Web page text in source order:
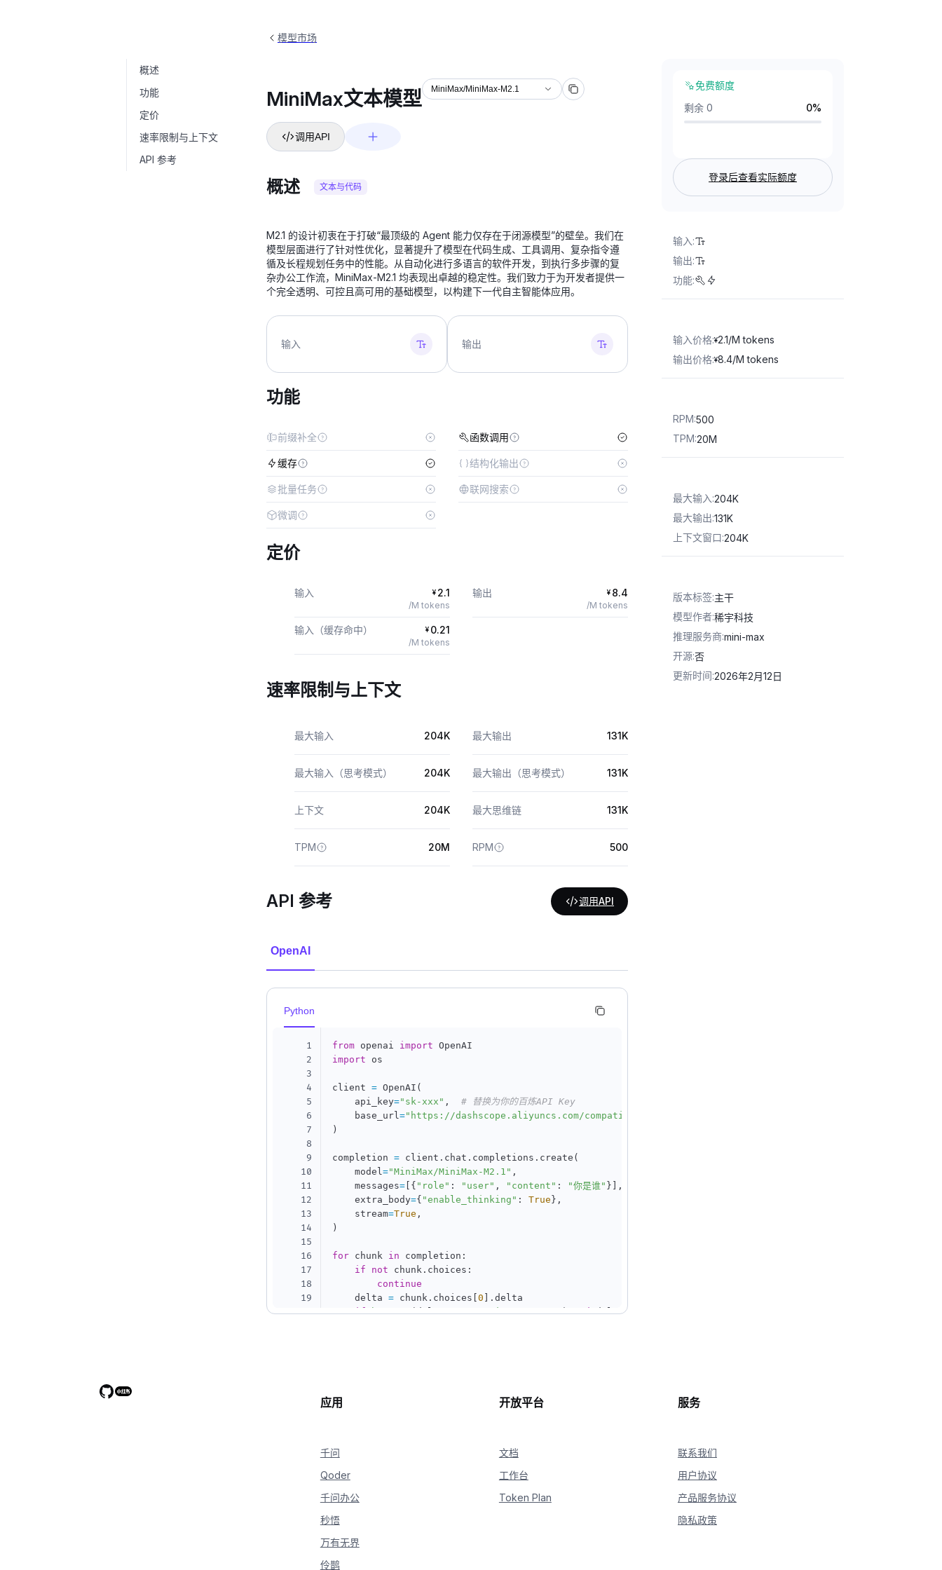
概述
功能
定价
速率限制与上下文
API 参考
模型市场
MiniMax文本模型 MiniMax/MiniMax-M2.1
调用API
概述 文本与代码
M2.1 的设计初衷在于打破“最顶级的 Agent 能力仅存在于闭源模型”的壁垒。我们在
模型层面进行了针对性优化，显著提升了模型在代码生成、工具调用、复杂指令遵
循及长程规划任务中的性能。从自动化进行多语言的软件开发，到执行多步骤的复
杂办公工作流，MiniMax-M2.1 均表现出卓越的稳定性。我们致力于为开发者提供一
个完全透明、可控且高可用的基础模型，以构建下一代自主智能体应用。
输入 输出
功能
前缀补全 函数调用
缓存 结构化输出
批量任务 联网搜索
微调
定价
输入 ¥ 2.1
/M tokens
输出 ¥ 8.4
/M tokens
输入（缓存命中） ¥ 0.21
/M tokens
速率限制与上下文
最大输入 204K 最大输出 131K
最大输入（思考模式） 204K 最大输出（思考模式） 131K
上下文 204K 最大思维链 131K
TPM 20M RPM 500
API 参考 调用API
OpenAI
Python
1
2
3
4
5
6
7
8
9
10
11
12
13
14
15
16
17
18
19
20
from openai import
import os
client = OpenAI (
    api_key
="sk-xxx" ,
# 替换为你的百炼API Key
    base_url
="https://dashscope.aliyuncs.com/compatible-mode/v1"
)
completion = client . chat . completions . create (
    model
="MiniMax/MiniMax-M2.1" ,
    messages
= { "role" : "user" , "content" : "你是谁" }
,
    extra_body
={ "enable_thinking" : True } ,
    stream
=True ,
)
for chunk in completion :
if
not chunk . choices :
continue
    delta
= chunk . choices 0 . delta
if hasattr(delta, "reasoning_content") and delta.
免费额度
剩余 0
0%
登录后查看实际额度
输入:
输出:
功能:
输入价格:¥2.1/M tokens
输出价格:¥8.4/M tokens
RPM:500
TPM:20M
最大输入:204K
最大输出:131K
上下文窗口:204K
版本标签:主干
模型作者:稀宇科技
推理服务商:mini-max
开源:否
更新时间:2026年2月12日
应用
千问
Qoder
千问办公
秒悟
万有无界
伶鹊
开放平台
文档
工作台
Token Plan
服务
联系我们
用户协议
产品服务协议
隐私政策